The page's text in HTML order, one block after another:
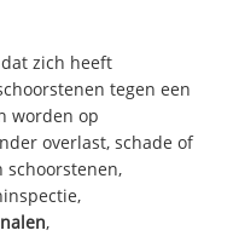
zich heeft
tegen een
worden op
overlast, schade of
schoorstenen,
,